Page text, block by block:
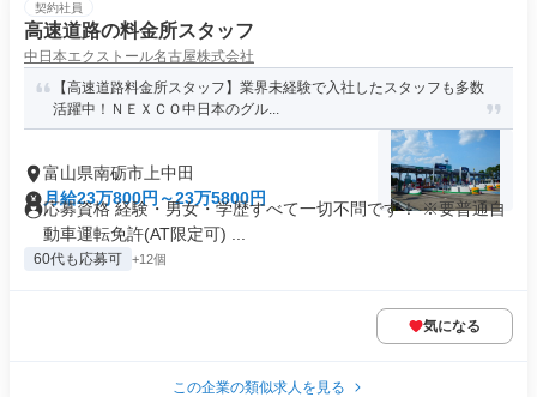
契約社員
高速道路の料金所スタッフ
中日本エクストール名古屋株式会社
【高速道路料金所スタッフ】業界未経験で入社したスタッフも多数
活躍中！ＮＥＸＣＯ中日本のグル...
富山県南砺市上中田
月給23万800円～23万5800円
応募資格 経験・男女・学歴すべて一切不問です！ ※要普通自
動車運転免許(AT限定可) ...
60代も応募可 +12個
気になる
この企業の類似求人を見る